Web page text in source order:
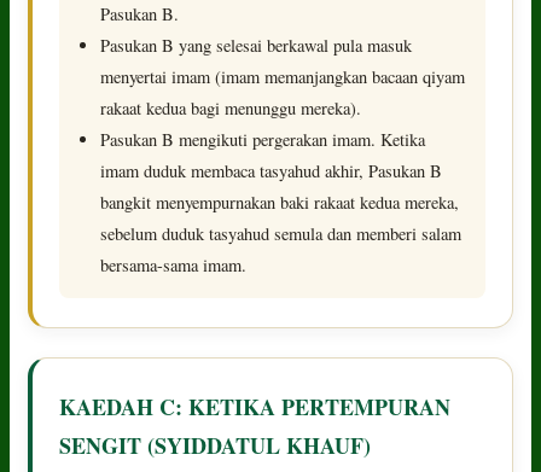
Pasukan B.
Pasukan B yang selesai berkawal pula masuk
menyertai imam (imam memanjangkan bacaan qiyam
rakaat kedua bagi menunggu mereka).
Pasukan B mengikuti pergerakan imam. Ketika
imam duduk membaca tasyahud akhir, Pasukan B
bangkit menyempurnakan baki rakaat kedua mereka,
sebelum duduk tasyahud semula dan memberi salam
bersama-sama imam.
KAEDAH C: KETIKA PERTEMPURAN
SENGIT (SYIDDATUL KHAUF)